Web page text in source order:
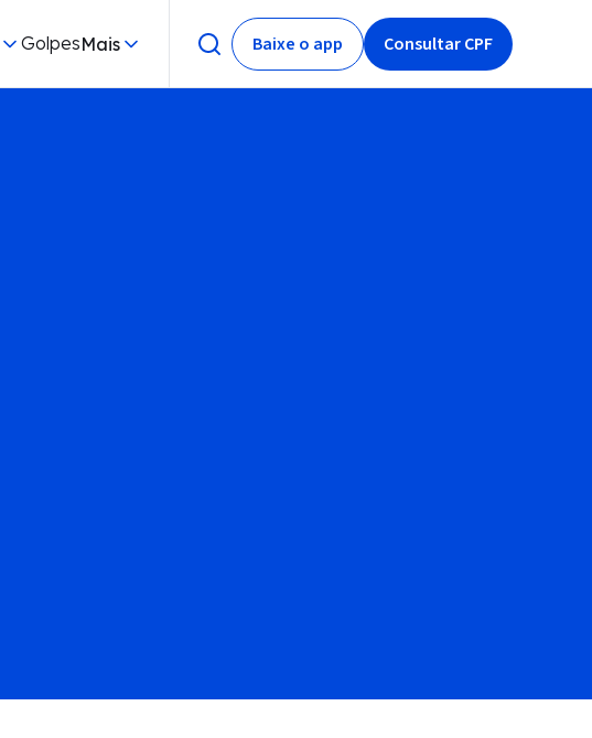
GolpesMais Baixe o app Consultar CPF